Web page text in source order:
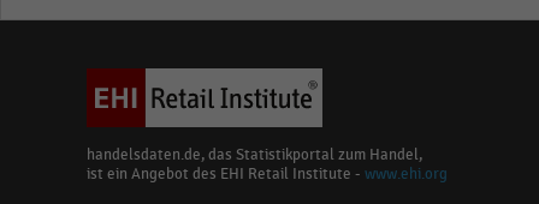
handelsdaten.de, das Statistikportal zum Handel,
ist ein Angebot des EHI Retail Institute - www.ehi.org